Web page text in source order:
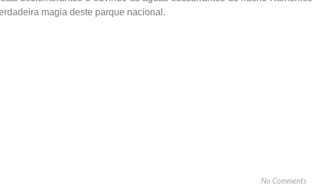
magia deste parque nacional.
No Comments